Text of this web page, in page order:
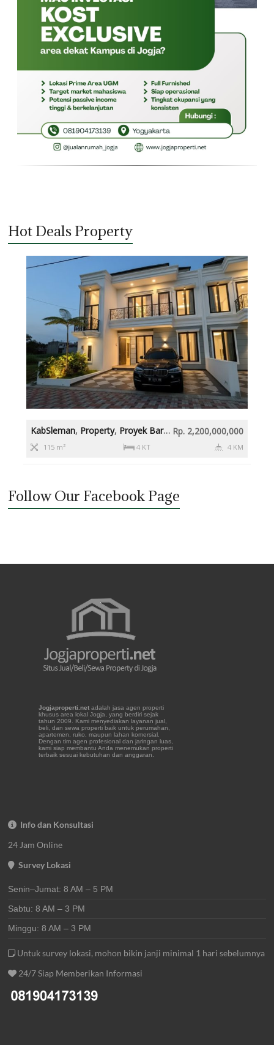
Hot Deals Property
KabSleman, Property, Proyek Baru ,Rumah diatas 2M,
Rp. 2,200,000,000
115 m² 4 KT 4 KM
Follow Our Facebook Page
Jogjaproperti.net adalah jasa agen properti
khusus area lokal Jogja, yang berdiri sejak
tahun 2009. Kami menyediakan layanan jual,
beli, dan sewa properti baik untuk perumahan,
apartemen, ruko, maupun lahan komersial.
Dengan tim agen profesional dan jaringan luas,
kami siap membantu Anda menemukan properti
terbaik sesuai kebutuhan dan anggaran.
Info dan Konsultasi
24 Jam Online
Survey Lokasi
Senin–Jumat: 8 AM – 5 PM
Sabtu: 8 AM – 3 PM
Minggu: 8 AM – 3 PM
Untuk survey lokasi, mohon bikin janji minimal 1 hari sebelumnya
24/7 Siap Memberikan Informasi